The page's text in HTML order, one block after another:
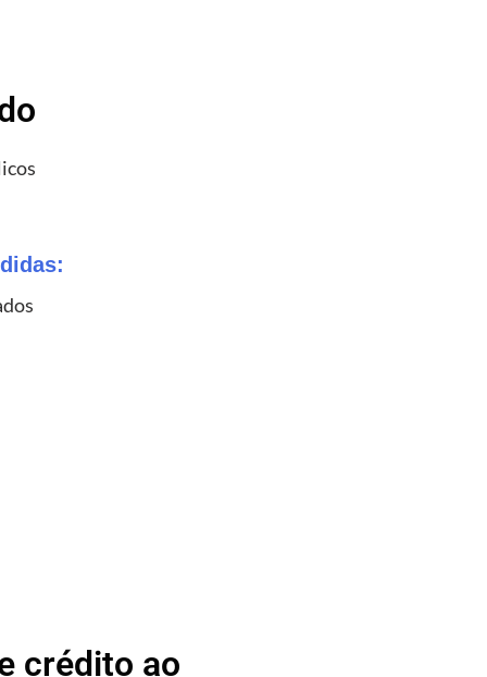
crédito ao